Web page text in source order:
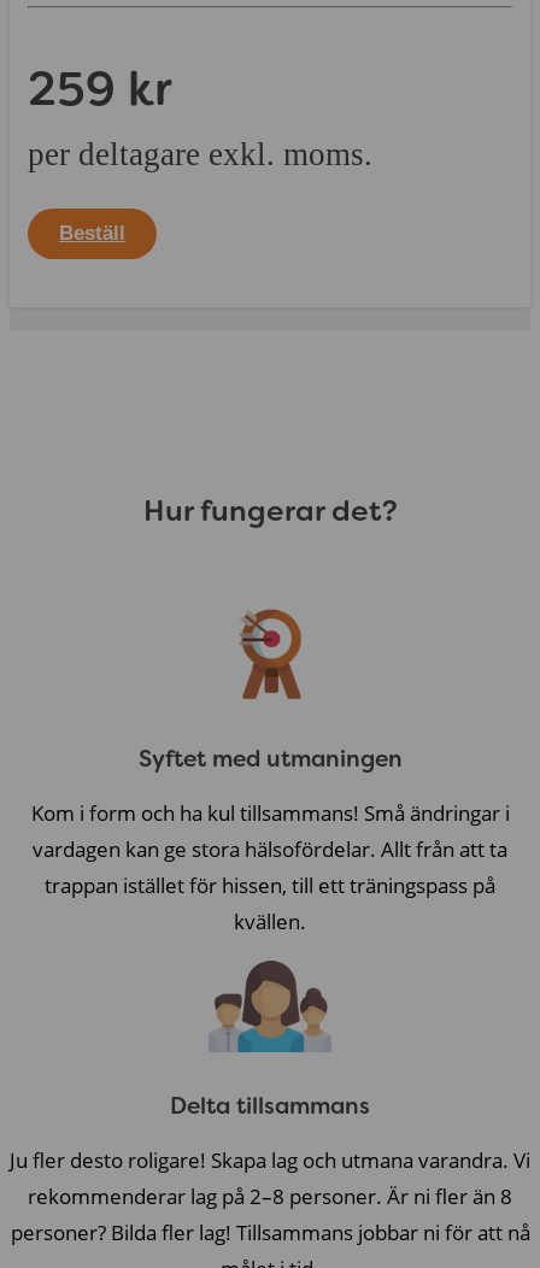
259 kr
per deltagare exkl. moms.
Beställ
Hur fungerar det?
Syftet med utmaningen
Kom i form och ha kul tillsammans! Små ändringar i
vardagen kan ge stora hälsofördelar. Allt från att ta
trappan istället för hissen, till ett träningspass på
kvällen.
Delta tillsammans
Ju fler desto roligare! Skapa lag och utmana varandra. Vi
rekommenderar lag på 2–8 personer. Är ni fler än 8
personer? Bilda fler lag! Tillsammans jobbar ni för att nå